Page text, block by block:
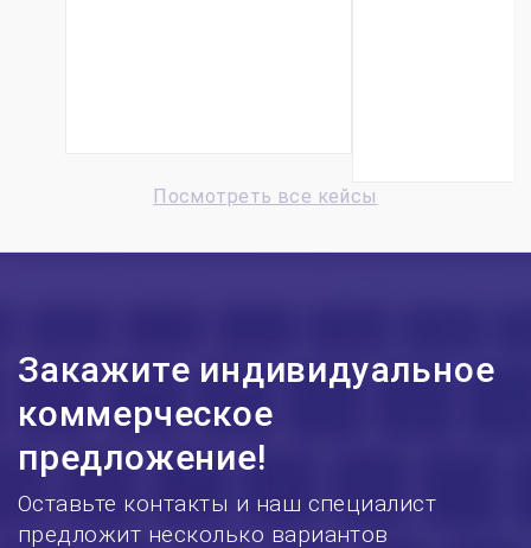
Посмотреть все кейсы
Закажите индивидуальное
коммерческое
предложение!
Оставьте контакты и наш специалист
предложит несколько вариантов